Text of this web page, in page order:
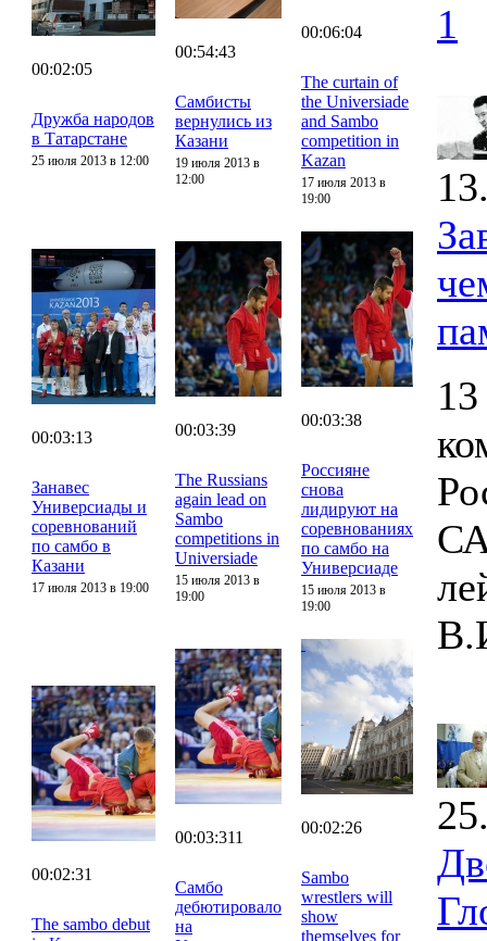
00:02:05
Дружба народов
в Татарстане
25 июля 2013 в 12:00
00:54:43
Самбисты
вернулись из
Казани
19 июля 2013 в
12:00
00:06:04
The curtain of
the Universiade
and Sambo
competition in
Kazan
17 июля 2013 в
19:00
00:03:13
Занавес
Универсиады и
соревнований
по самбо в
Казани
17 июля 2013 в 19:00
00:03:39
The Russians
again lead on
Sambo
competitions in
Universiade
15 июля 2013 в
19:00
00:03:38
Россияне
снова
лидируют на
соревнованиях
по самбо на
Универсиаде
15 июля 2013 в
19:00
00:02:31
The sambo debut
00:03:311
Самбо
дебютировало
на
00:02:26
Sambo
wrestlers will
show
themselves for
1